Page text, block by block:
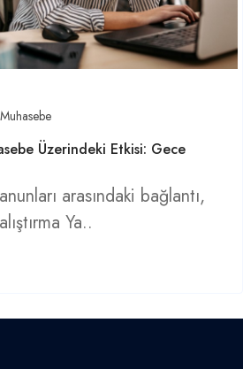
Muhasebe
Üzerindeki Etkisi: Gece
arasındaki bağlantı,
Ya..